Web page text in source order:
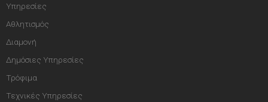
Υπηρεσίες
Αθλητισμός
Διαμονή
Δημόσιες Υπηρεσίες
Τρόφιμα
Τεχνικές Υπηρεσίες